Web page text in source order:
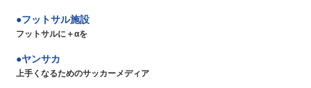
フットサル施設
フットサルに＋αを
ヤンサカ
上手くなるためのサッカーメディア